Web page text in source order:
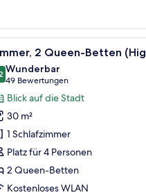
einem Schreibtisch mit Lampe.
Zimmersafe Ein
5 2 Queen-Betten
von 10
Wunderbar
49 Bewertungen
(49
Bewertungen)
Blick auf die Stadt
30 m²
1 Schlafzimmer
Platz für 4 Personen
2 Queen-Betten
Kostenloses WLAN